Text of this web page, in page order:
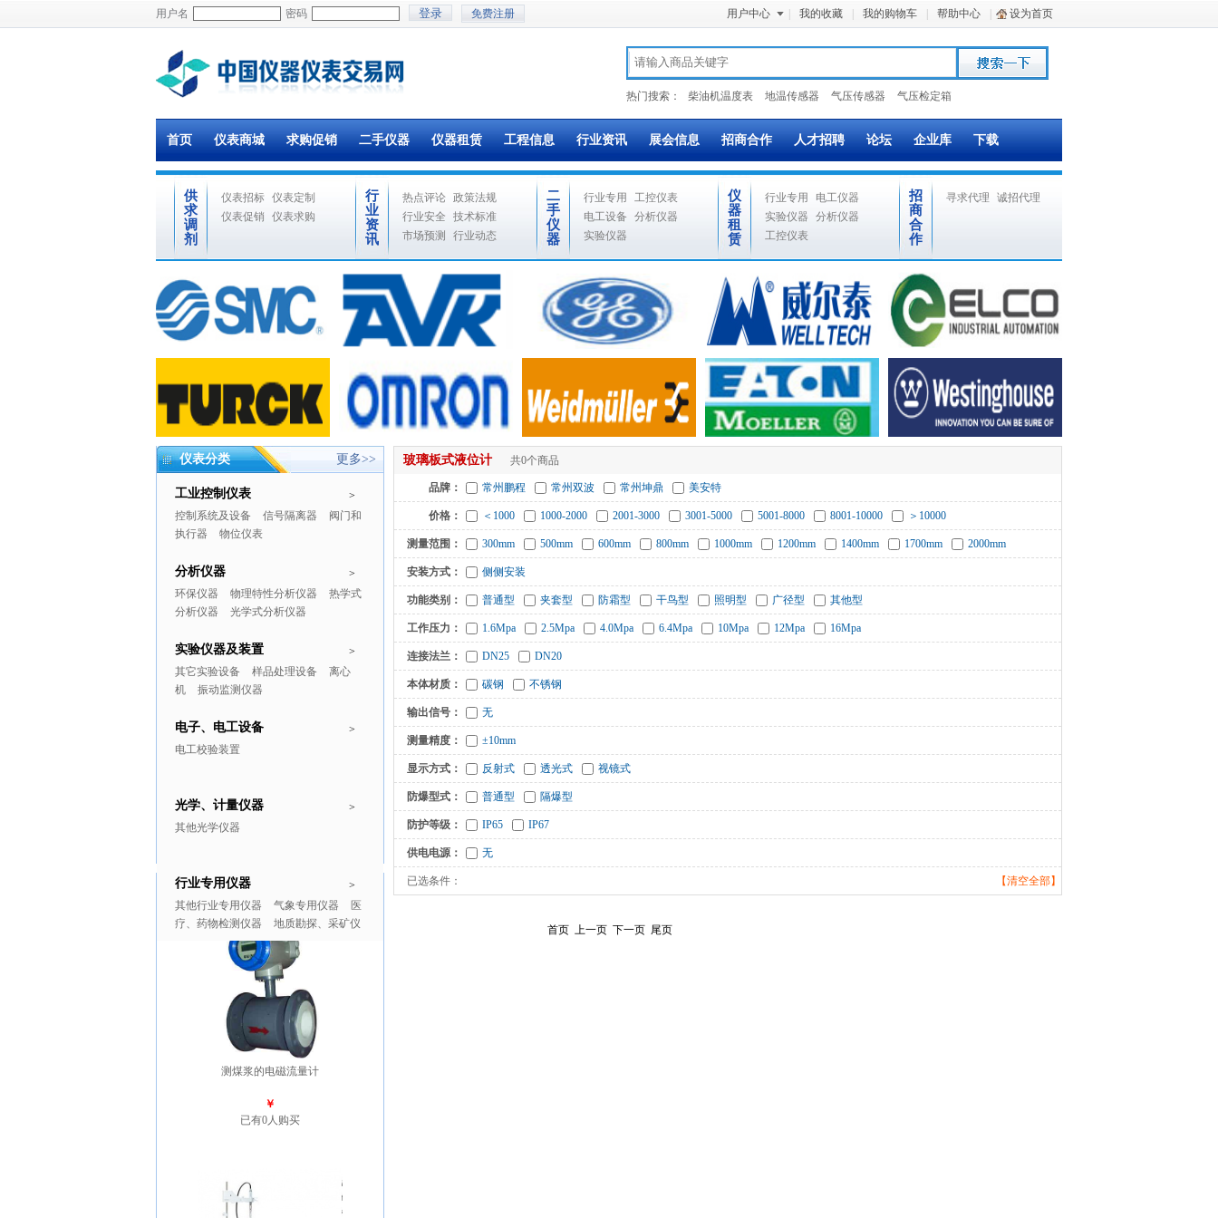
用户名 密码 免费注册 用户中心 我的收藏 我的购物车 帮助中心 设为首页
热门搜索： 柴油机温度表 地温传感器 气压传感器 气压检定箱
首页 仪表商城 求购促销 二手仪器 仪器租赁 工程信息 行业资讯 展会信息 招商合作 人才招聘 论坛 企业库 下载
供
求
调
剂
仪表招标 仪表定制
仪表促销
仪表求购
行
业
资
讯
热点评论 政策法规
行业安全
技术标准
市场预测
行业动态
二
手
仪
器
行业专用
工控仪表
电工设备
分析仪器
实验仪器
仪
器
租
赁
行业专用
电工仪器
实验仪器
分析仪器
工控仪表
招
商
合
作
寻求代理 诚招代理
仪表分类 更多>>
>
工业控制仪表
控制系统及设备 信号隔离器
阀门和
执行器
物位仪表
>
分析仪器
环保仪器 物理特性分析仪器
热学式
分析仪器
光学式分析仪器
>
实验仪器及装置
其它实验设备 样品处理设备
离心
机
振动监测仪器
>
电子、电工设备
电工校验装置
>
光学、计量仪器
其他光学仪器
>
行业专用仪器
其他行业专用仪器 气象专用仪器
医
疗、药物检测仪器
地质勘探、采矿仪
推广商品 更多>>
测煤浆的电磁流量计
￥
已有0人购买
玻璃板式液位计 共0个商品
品牌： 常州鹏程 常州双波 常州坤鼎 美安特
价格： ＜1000 1000-2000 2001-3000 3001-5000 5001-8000 8001-10000 ＞10000
测量范围： 300mm 500mm 600mm 800mm 1000mm 1200mm 1400mm 1700mm 2000mm
安装方式： 侧侧安装
功能类别： 普通型 夹套型 防霜型 干鸟型 照明型 广径型 其他型
工作压力： 1.6Mpa 2.5Mpa 4.0Mpa 6.4Mpa 10Mpa 12Mpa 16Mpa
连接法兰： DN25 DN20
本体材质： 碳钢 不锈钢
输出信号： 无
测量精度： ±10mm
显示方式： 反射式 透光式 视镜式
防爆型式： 普通型 隔爆型
防护等级： IP65 IP67
供电电源： 无
【清空全部】
已选条件：
首页 上一页 下一页 尾页